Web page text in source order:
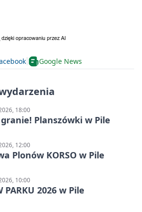
Google News
18:00
Planszówki w Pile
12:00
Plonów KORSO w Pile
10:00
PARKU 2026 w Pile